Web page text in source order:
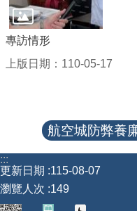
專訪情形
上版日期：110-05-17
航空城防弊養
:::
更新日期
115-08-07
瀏覽人次 149